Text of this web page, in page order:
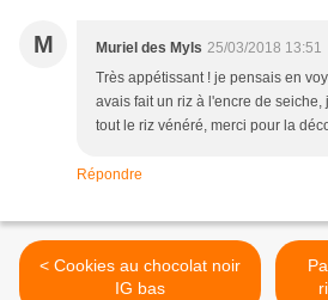
M Muriel des Myls 25/03/2018 13:51
Très appétissant ! je pensais en
avais fait un riz à l'encre de
tout le riz vénéré, merci pour la
Répondre
< Cookies au chocolat noir
IG bas